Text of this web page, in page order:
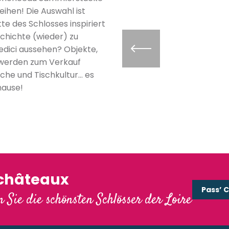
Die Auswahl ist
des Schlosses inspiriert
(wieder) zu
aussehen? Objekte,
zum Verkauf
und Tischkultur… es
Sie die schönsten Schlösser der Loire
Pass’